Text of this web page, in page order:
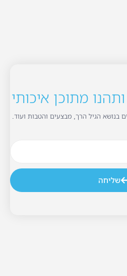
מתוכן איכותי
בנושא הגיל הרך, מבצעים והטבות ועוד.
שליחה